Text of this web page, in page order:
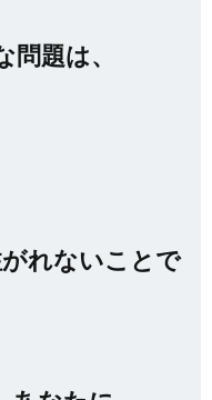
題は、
がれないことで